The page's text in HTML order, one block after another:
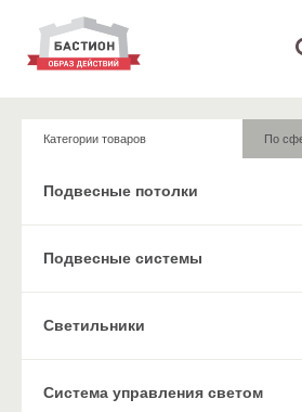
Категории товаров По
Подвесные потолки
Подвесные системы
Cветильники
Система управления светом